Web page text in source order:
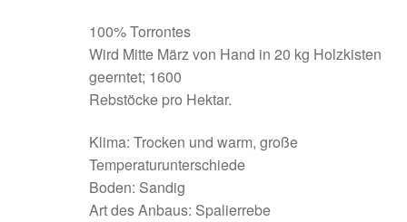
100% Torrontes
Wird Mitte März von Hand in 20 kg Holzkisten
geerntet; 1600
Rebstöcke pro Hektar.
Klima: Trocken und warm, große
Temperaturunterschiede
Boden: Sandig
Art des Anbaus: Spalierrebe